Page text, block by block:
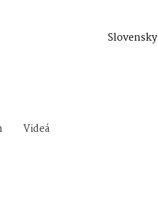
Slovensky
Videá